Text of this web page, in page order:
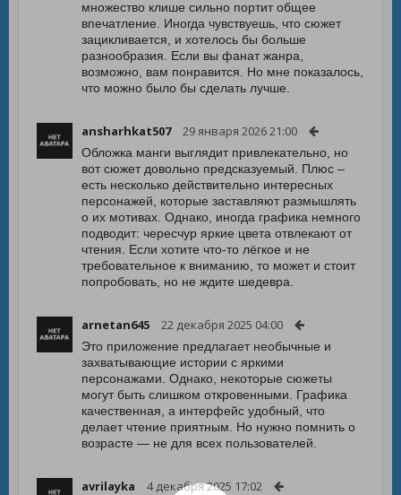
множество клише сильно портит общее
впечатление. Иногда чувствуешь, что сюжет
зацикливается, и хотелось бы больше
разнообразия. Если вы фанат жанра,
возможно, вам понравится. Но мне показалось,
что можно было бы сделать лучше.
ansharhkat507 29 января 2026 21:00
Обложка манги выглядит привлекательно, но
вот сюжет довольно предсказуемый. Плюс –
есть несколько действительно интересных
персонажей, которые заставляют размышлять
о их мотивах. Однако, иногда графика немного
подводит: чересчур яркие цвета отвлекают от
чтения. Если хотите что-то лёгкое и не
требовательное к вниманию, то может и стоит
попробовать, но не ждите шедевра.
arnetan645 22 декабря 2025 04:00
Это приложение предлагает необычные и
захватывающие истории с яркими
персонажами. Однако, некоторые сюжеты
могут быть слишком откровенными. Графика
качественная, а интерфейс удобный, что
делает чтение приятным. Но нужно помнить о
возрасте — не для всех пользователей.
avrilayka 4 декабря 2025 17:02